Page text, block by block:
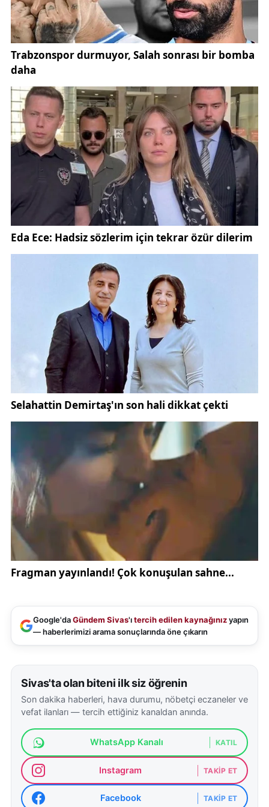
Google'daGündem Sivas'ıtercih edilen kaynağınızyapın
— haberlerimizi arama sonuçlarında öne çıkarın
Sivas'ta olan biteni ilk siz öğrenin
Son dakika haberleri, hava durumu, nöbetçi eczaneler ve
vefat ilanları — tercih ettiğiniz kanaldan anında.
WhatsApp Kanalı KATIL
Instagram TAKIP ET
Facebook TAKIP ET